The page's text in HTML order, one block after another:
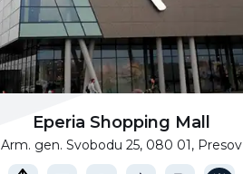
Eperia Shopping Mall
Arm. gen. Svobodu 25, 080 01, Presov